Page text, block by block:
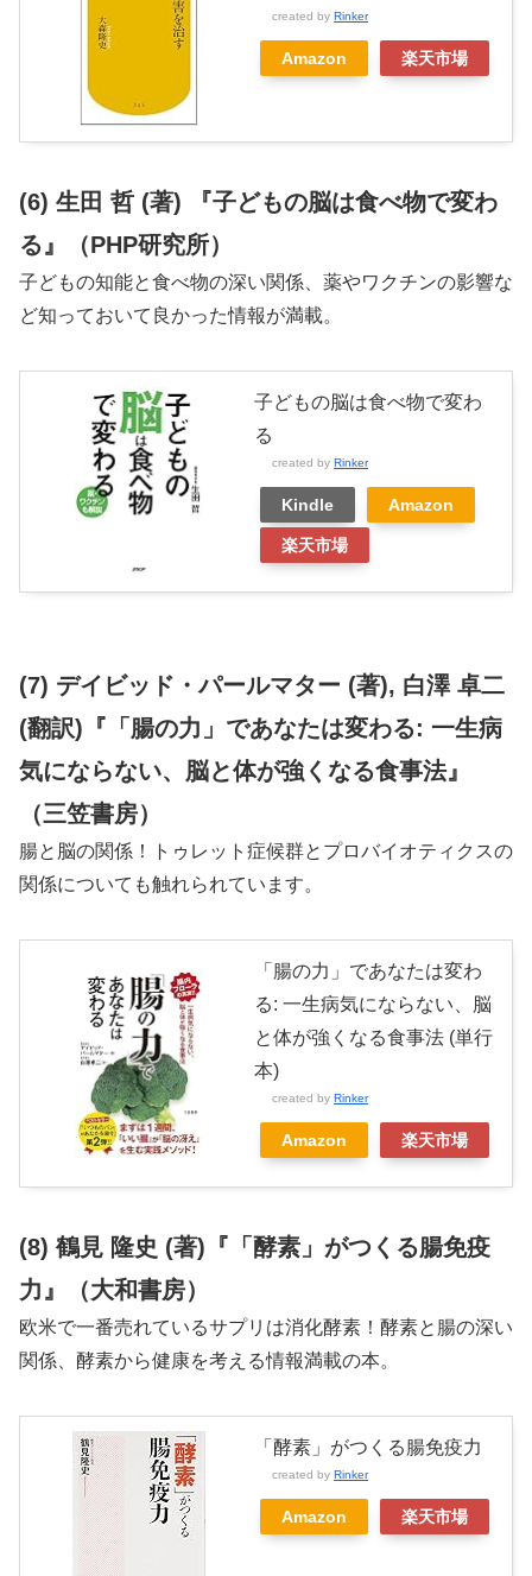
created by Rinker
Amazon 楽天市場
(6) 生田 哲 (著) 『子どもの脳は食べ物で変わ
る』（PHP研究所）
子どもの知能と食べ物の深い関係、薬やワクチンの影響な
ど知っておいて良かった情報が満載。
子どもの脳は食べ物で変わ
る
created by Rinker
Kindle Amazon
楽天市場
(7) デイビッド・パールマター (著), 白澤 卓二
(翻訳)『「腸の力」であなたは変わる: 一生病
気にならない、脳と体が強くなる食事法』
（三笠書房）
腸と脳の関係！トゥレット症候群とプロバイオティクスの
関係についても触れられています。
「腸の力」であなたは変わ
る: 一生病気にならない、脳
と体が強くなる食事法 (単行
本)
created by Rinker
Amazon 楽天市場
(8) 鶴見 隆史 (著)『「酵素」がつくる腸免疫
力』（大和書房）
欧米で一番売れているサプリは消化酵素！酵素と腸の深い
関係、酵素から健康を考える情報満載の本。
「酵素」がつくる腸免疫力
created by Rinker
Amazon 楽天市場